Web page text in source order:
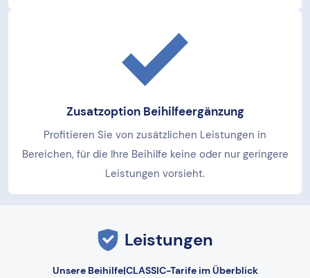
Zusatzoption Beihilfeergänzung
Profitieren Sie von zusätzlichen Leistungen in
Bereichen, für die Ihre Beihilfe keine oder nur geringere
Leistungen vorsieht.
Leistungen
Unsere Beihilfe|CLASSIC-Tarife im Überblick